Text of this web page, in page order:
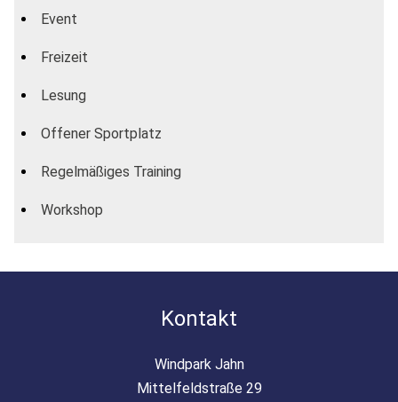
Event
Freizeit
Lesung
Offener Sportplatz
Regelmäßiges Training
Workshop
Kontakt
Windpark Jahn
Mittelfeldstraße 29